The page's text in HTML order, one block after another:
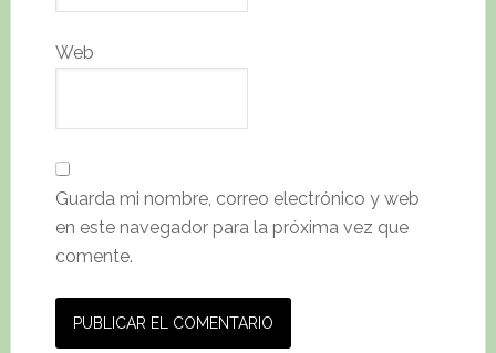
Web
Guarda mi nombre, correo electrónico y web
en este navegador para la próxima vez que
comente.